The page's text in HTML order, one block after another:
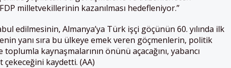
milletvekillerinin kazanılması hedefleniyor.”
edilmesinin, Almanya’ya Türk işçi göçünün 60. yılında ilk
yanı sıra bu ülkeye emek veren göçmenlerin, politik
toplumla kaynaşmalarının önünü açacağını, yabancı
çekeceğini kaydetti. (AA)